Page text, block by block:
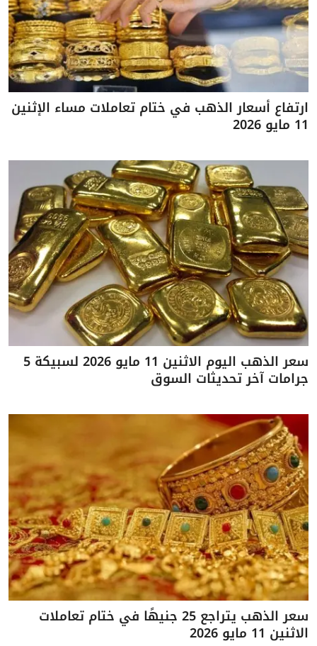
ارتفاع أسعار الذهب في ختام تعاملات مساء الإثنين
11 مايو 2026
سعر الذهب اليوم الاثنين 11 مايو 2026 لسبيكة 5
جرامات آخر تحديثات السوق
سعر الذهب يتراجع 25 جنيهًا في ختام تعاملات
الاثنين 11 مايو 2026